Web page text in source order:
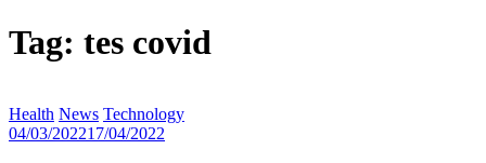
Tag: tes covid
Health News Technology
04/03/202217/04/2022